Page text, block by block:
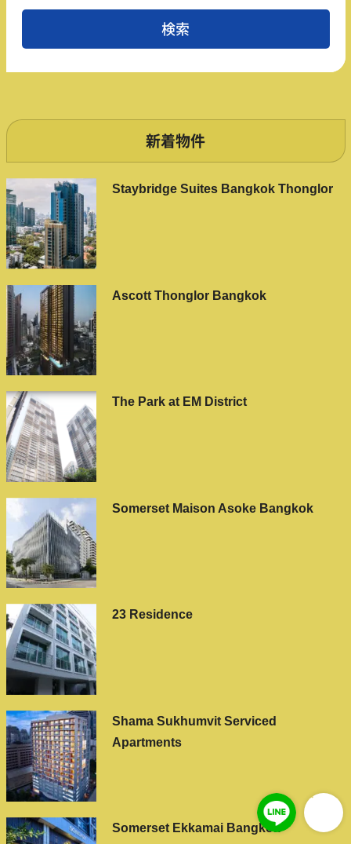
新着物件
Staybridge Suites Bangkok Thonglor
Ascott Thonglor Bangkok
The Park at EM District
Somerset Maison Asoke Bangkok
23 Residence
Shama Sukhumvit Serviced
Apartments
Somerset Ekkamai Bangkok